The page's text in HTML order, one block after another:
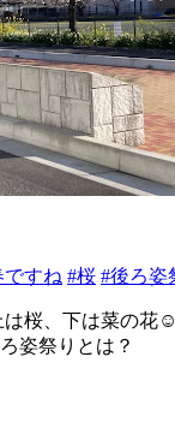
ですね #桜 #後ろ姿
桜、下は菜の花
姿祭りとは？